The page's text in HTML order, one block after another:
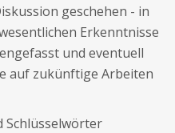
geschehen - in
Erkenntnisse
und eventuell
auf zukünftige Arbeiten
Schlüsselwörter